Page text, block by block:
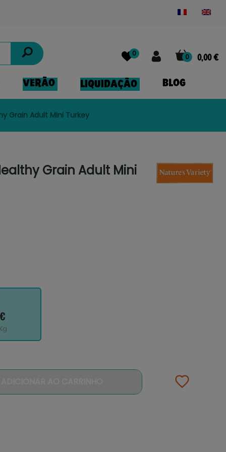
0 0,00 €
0
VERÃO LIQUIDAÇÃO BLOG
Grain Adult Mini Turkey
Grain Adult Mini